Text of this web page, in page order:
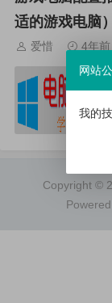
适的游戏电脑）
爱惜 4年前
Copyright ©
网站
我的